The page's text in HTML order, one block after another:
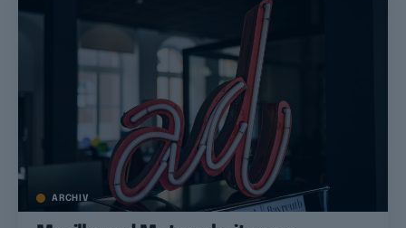
ARCHIV